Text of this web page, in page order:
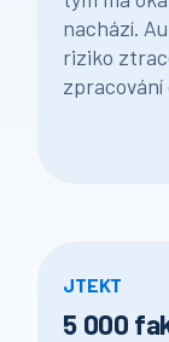
nachází.
riziko
zpracování
JTEKT
5 000